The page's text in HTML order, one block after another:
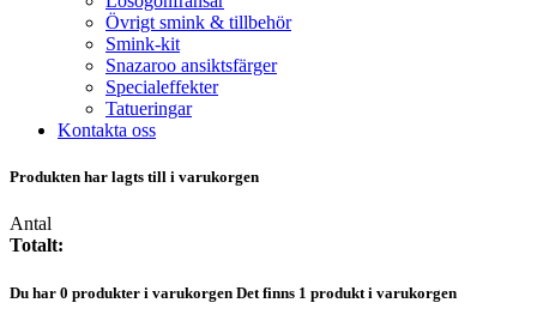
Övrigt smink & tillbehör
Smink-kit
Snazaroo ansiktsfärger
Specialeffekter
Tatueringar
Kontakta oss
Produkten har lagts till i varukorgen
Antal
Totalt:
Du har 0 produkter i varukorgen Det finns 1 produkt i varukorgen